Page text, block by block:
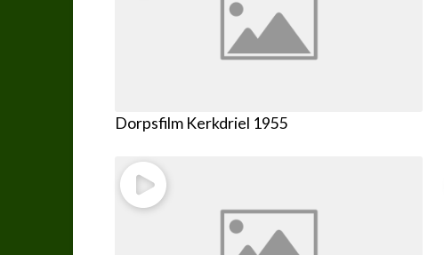
Dorpsfilm Kerkdriel 1955